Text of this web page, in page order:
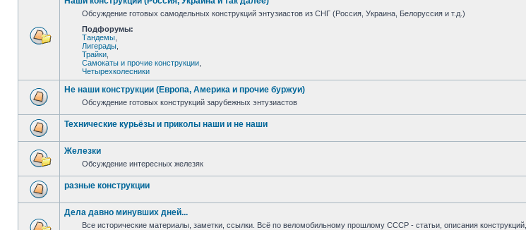
Обсуждение готовых самодельных конструкций энтузиастов из СНГ (Россия, Украина, Белоруссия и т.д.)
Подфорумы:
Тандемы
Лигерады
Трайки
Самокаты и прочие конструкции
Четырехколесники
Не наши конструкции (Европа, Америка и прочие буржуи)
Обсуждение готовых конструкций зарубежных энтузиастов
Технические курьёзы и приколы наши и не наши
Железки
Обсуждение интересных железяк
разные конструкции
Дела давно минувших дней...
Все исторические материалы, заметки, ссылки. Всё по веломобильному прошлому СССР - статьи, описания